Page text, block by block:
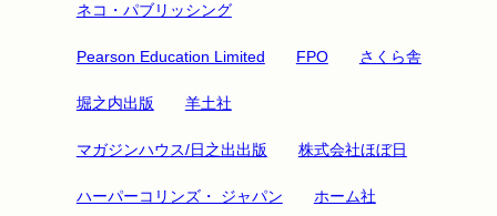
ネコ・パブリッシング
Pearson Education Limited FPO さくら舎
堀之内出版 羊土社
マガジンハウス/日之出出版 株式会社ほぼ日
ハーパーコリンズ・ ジャパン ホーム社